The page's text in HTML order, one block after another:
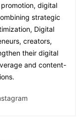
digital
strategic
Digital
creators,
their digital
and content-